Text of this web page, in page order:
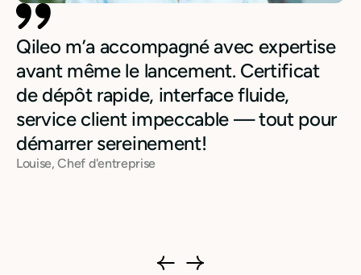
Qileo m’a accompagné avec expertise
avant même le lancement. Certificat
de dépôt rapide, interface fluide,
service client impeccable — tout pour
démarrer sereinement!
Louise, Chef d'entreprise